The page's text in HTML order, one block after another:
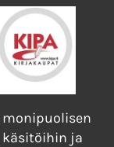
ja